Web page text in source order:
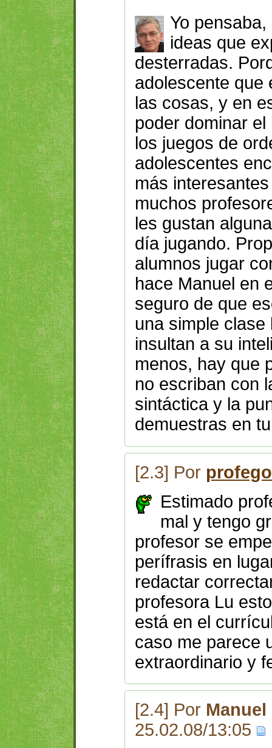
Yo
ideas que
desterradas.
adolescente que
las cosas, y en
poder dominar
los juegos de
adolescentes
más
muchos
les gustan
día jugando.
alumnos jugar
hace Manuel en
seguro de que
una simple
insultan a su
menos, hay que
no escriban con
sintáctica y la
demuestras en
[2.3] Por
Estimado
mal y tengo
profesor se
perífrasis en
redactar
profesora Lu
está en el
caso me parece
extraordinario y
[2.4] Por
25.02.08/13:05